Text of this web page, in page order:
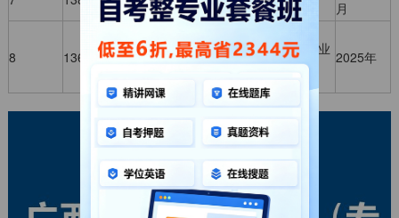
安全
安全管理
出版社
月
8 13675
供应链管 理（第2
版修订
王叶峰
机械工业
出版社
2025年